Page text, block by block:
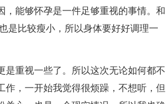
，能够怀孕是一件足够重视的事情。和
是比较瘦小，所以身体要好好调理一
是重视一些了。所以这次无论如何都不
作，一开始我觉得很烦躁，不想听，但